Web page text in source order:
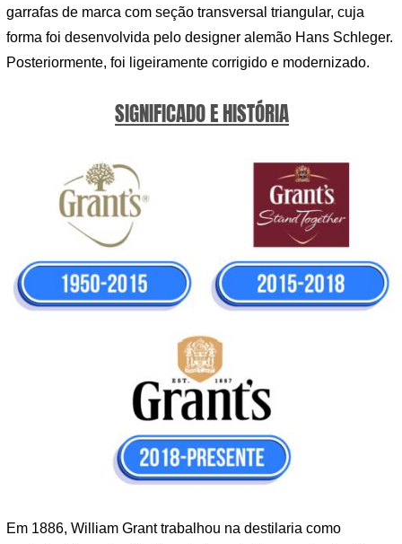
garrafas de marca com seção transversal triangular, cuja
forma foi desenvolvida pelo designer alemão Hans Schleger.
Posteriormente, foi ligeiramente corrigido e modernizado.
SIGNIFICADO E HISTÓRIA
Em 1886, William Grant trabalhou na destilaria como